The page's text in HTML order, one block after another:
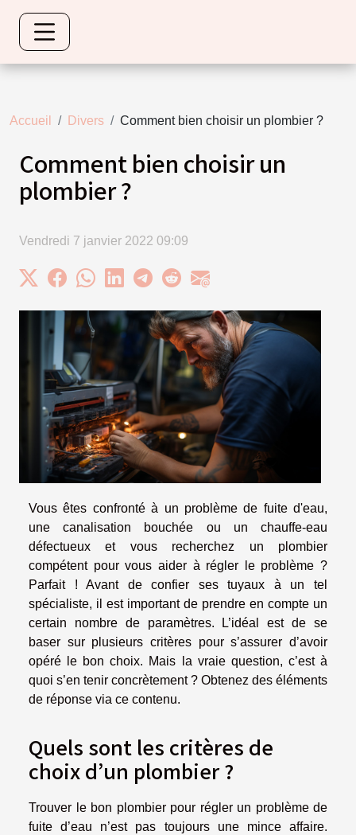
Accueil Divers Comment bien choisir un plombier ?
Comment bien choisir un
plombier ?
Vendredi 7 janvier 2022 09:09
Vous êtes confronté à un problème de fuite d'eau,
une canalisation bouchée ou un chauffe-eau
défectueux et vous recherchez un plombier
compétent pour vous aider à régler le problème ?
Parfait ! Avant de confier ses tuyaux à un tel
spécialiste, il est important de prendre en compte un
certain nombre de paramètres. L’idéal est de se
baser sur plusieurs critères pour s’assurer d’avoir
opéré le bon choix. Mais la vraie question, c’est à
quoi s’en tenir concrètement ? Obtenez des éléments
de réponse via ce contenu.
Quels sont les critères de
choix d’un plombier ?
Trouver le bon plombier pour régler un problème de
fuite d’eau n’est pas toujours une mince affaire.